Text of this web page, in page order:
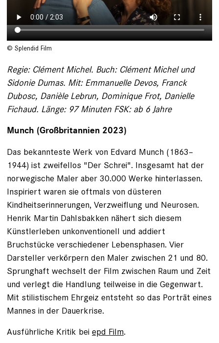
© Splendid Film
Regie: Clément Michel. Buch: Clément Michel und
Sidonie Dumas. Mit: Emmanuelle Devos, Franck
Dubosc, Danièle Lebrun, Dominique Frot, Danielle
Fichaud. Länge: 97 Minuten FSK: ab 6 Jahre
Munch (Großbritannien 2023)
Das bekannteste Werk von Edvard Munch (1863–
1944) ist zweifellos "Der Schrei". Insgesamt hat der
norwegische Maler aber 30.000 Werke hinterlassen.
Inspiriert waren sie oftmals von düsteren
Kindheitserinnerungen, Verzweiflung und Neurosen.
Henrik Martin Dahlsbakken nähert sich diesem
Künstlerleben unkonventionell und addiert
Bruchstücke verschiedener Lebensphasen. Vier
Darsteller verkörpern den Maler zwischen 21 und 80.
Sprunghaft wechselt der Film zwischen Raum und Zeit
und verlegt die Handlung teilweise in die Gegenwart.
Mit stilistischem Ehrgeiz entsteht so das Porträt eines
Mannes in der Dauerkrise.
Ausführliche Kritik bei epd Film.